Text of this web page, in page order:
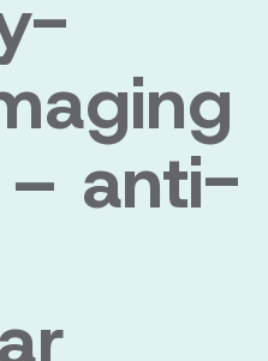
– anti-